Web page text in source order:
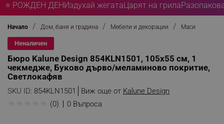
⭐ РОЖДЕН ДЕНИздухай жегатаЦарят на грила
Начало Дом, баня и градина Мебели и декорации Маси
Неналичен
Бюро Kalune Design 854KLN1501, 105х55 см, 1
чекмедже, Буково дърво/меламиново покритие,
Светлокафяв
SKU ID: 854KLN1501 Виж още от Kalune Design
(0) 0 Въпроса